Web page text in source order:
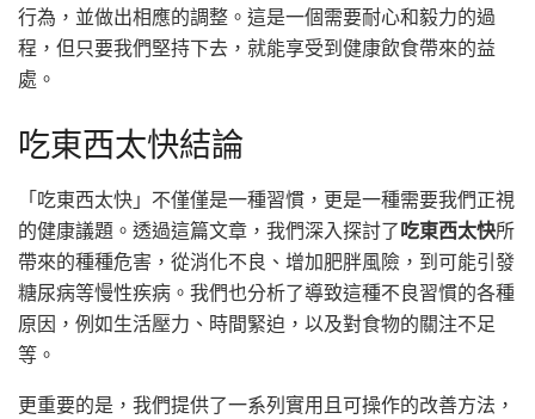
行為，並做出相應的調整。這是一個需要耐心和毅力的過
程，但只要我們堅持下去，就能享受到健康飲食帶來的益
處。
吃東西太快結論
「吃東西太快」不僅僅是一種習慣，更是一種需要我們正視
的健康議題。透過這篇文章，我們深入探討了吃東西太快所
帶來的種種危害，從消化不良、增加肥胖風險，到可能引發
糖尿病等慢性疾病。我們也分析了導致這種不良習慣的各種
原因，例如生活壓力、時間緊迫，以及對食物的關注不足
等。
更重要的是，我們提供了一系列實用且可操作的改善方法，